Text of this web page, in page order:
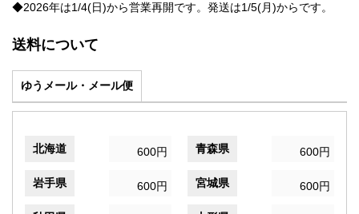
◆2026年は1/4(日)から営業再開です。発送は1/5(月)からです。
送料について
ゆうメール・メール便
北海道 600円 青森県 600円
岩手県 600円 宮城県 600円